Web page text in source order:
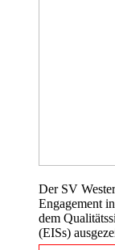
Der SV
Engagement
dem
(EISs)